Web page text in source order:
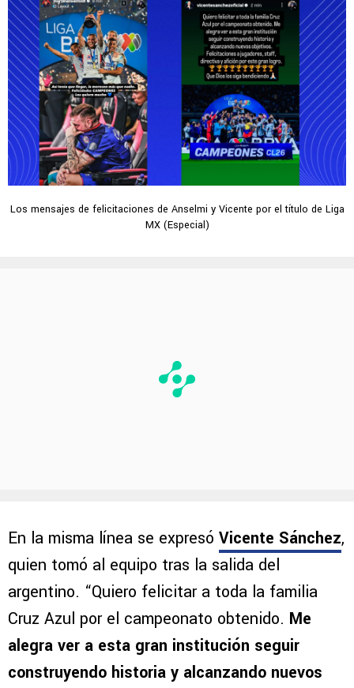
Los mensajes de felicitaciones de Anselmi y Vicente por el título de Liga
MX (Especial)
En la misma línea se expresó Vicente Sánchez,
quien tomó al equipo tras la salida del
argentino. “Quiero felicitar a toda la familia
Cruz Azul por el campeonato obtenido. Me
alegra ver a esta gran institución seguir
construyendo historia y alcanzando nuevos